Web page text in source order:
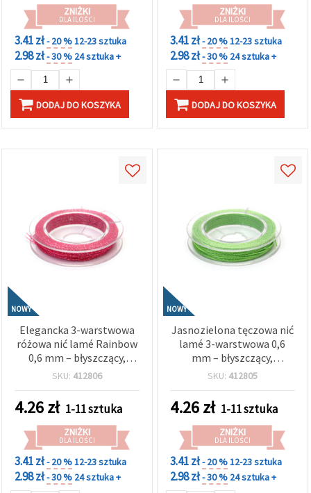
ZNIŻKI
DLA ILOŚCI
3.41 zł- 20 %12-23 sztuka
2.98 zł- 30 % 24 sztuka +
DODAJ DO KOSZYKA
ZNIŻKI
DLA ILOŚCI
3.41 zł- 20 %12-23 sztuka
2.98 zł- 30 % 24 sztuka +
DODAJ DO KOSZYKA
NOWY
Elegancka 3-warstwowa
różowa nić lamé Rainbow
0,6 mm – błyszczący,
miękki metaliczny
rękodzieła, ok. 10 m rolka
SKU: 412806
4.26zł 1-11 sztuka
ZNIŻKI
DLA ILOŚCI
3.41 zł- 20 %12-23 sztuka
2.98 zł- 30 % 24 sztuka +
NOWY
Jasnozielona tęczowa nić
lamé 3-warstwowa 0,6
mm – błyszczący,
elastyczny sznurek do
wzrok – rolka ok. 10 m
SKU: 412805
4.26zł 1-11 sztuka
ZNIŻKI
DLA ILOŚCI
3.41 zł- 20 %12-23 sztuka
2.98 zł- 30 % 24 sztuka +